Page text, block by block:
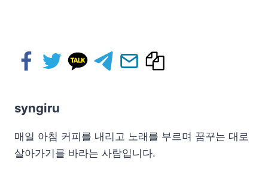
syngiru
매일 아침 커피를 내리고 노래를 부르며 꿈꾸는 대로
살아가기를 바라는 사람입니다.